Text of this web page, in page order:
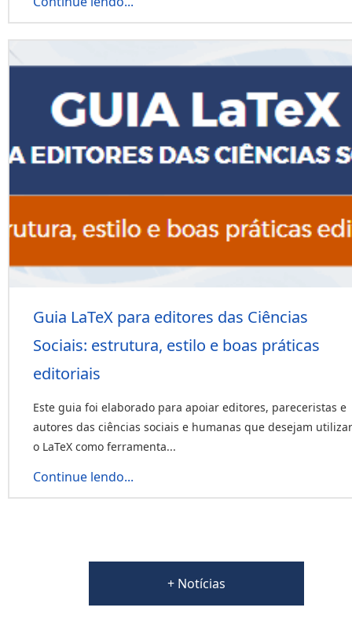
Guia LaTeX para editores das Ciências
Sociais: estrutura, estilo e boas práticas
editoriais
Este guia foi elaborado para apoiar editores, pareceristas e
autores das ciências sociais e humanas que desejam utilizar
o LaTeX como ferramenta...
Continue lendo...
+ Notícias